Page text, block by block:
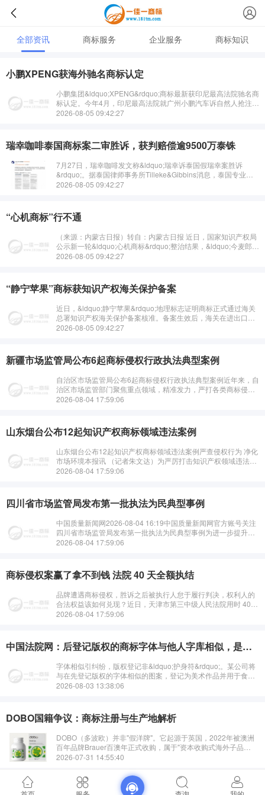
全部资讯 商标服务 企业服务 商标知识
小鹏XPENG获海外驰名商标认定
小鹏集团&ldquo;XPENG&rdquo;商标最新获印尼最高法院驰名商
标认定。今年4月，印尼最高法院就广州小鹏汽车诉自然人抢注
&ldquo;XPENG&rdquo;商标案作出终审判决，撤销相关抢注···
2026-08-05 09:42:27
瑞幸咖啡泰国商标案二审胜诉，获判赔偿逾9500万泰铢
7月27日，瑞幸咖啡发文称&ldquo;瑞幸诉泰国假瑞幸案胜诉
&rdquo;。据泰国律师事务所Tilleke&Gibbins消息，泰国专业案
件上诉法院已于7月8日就瑞幸咖啡商标侵权案作出裁决，···
2026-08-05 09:42:27
“心机商标”行不通
（来源：内蒙古日报）转自：内蒙古日报 近日，国家知识产权局
公示新一轮&ldquo;心机商标&rdquo;整治结果，&ldquo;今麦郎袋
半&rdquo;&ldquo;今麦···
2026-08-05 09:42:27
“静宁苹果”商标获知识产权海关保护备案
近日，&ldquo;静宁苹果&rdquo;地理标志证明商标正式通过海关
总署知识产权海关保护备案核准。备案生效后，海关在进出口环
节发现涉嫌侵犯该商标权的货物，可依职权主动中止放行并通知
2026-08-05 09:42:27
新疆市场监管局公布6起商标侵权行政执法典型案例
自治区市场监管局公布6起商标侵权行政执法典型案例近年来，自
治区市场监管部门聚焦重点领域，精准发力，严打各类商标侵权
行为，维护公平竞争市场环境，切实维护了广大消费者的合法权
2026-08-04 17:59:06
山东烟台公布12起知识产权商标领域违法案例
山东烟台公布12起知识产权商标领域违法案例严查侵权行为 净化
市场环境本报讯 （记者朱文达）为严厉打击知识产权领域违法侵
权行为，近日，山东省烟台市市场监管局持续加大知识产权执法
2026-08-04 17:59:06
四川省市场监管局发布第一批执法为民典型事例
中国质量新闻网2026-08-04 16:19中国质量新闻网官方账号关注
四川省市场监管局发布第一批执法为民典型事例为进一步提升规
范公···
2026-08-04 17:59:06
商标侵权案赢了拿不到钱 法院 40 天全额执结
品牌遭遇商标侵权，胜诉之后被执行人怠于履行判决，权利人的
合法权益该如何兑现？近日，天津市第三中级人民法院用时 40
天高效办结一起商标侵权案件，以 " 快、准、严 " 的执行举措，
2026-08-04 17:59:06
中国法院网：后登记版权的商标字体与他人字库相似，是否构成侵权？
字体相似引纠纷，版权登记非&ldquo;护身符&rdquo;。某公司将
与在先登记版权的字体相似的图案，登记为美术作品并用于食品
包装，日前，湖南省岳阳市岳阳楼区人民法院审结了一起著作权
2026-08-03 13:38:06
DOBO国籍争议：商标注册与生产地解析
DOBO（多波欧）并非"假洋牌"。它起源于英国，2022年被澳洲
百年品牌Brauer百澳年正式收购，属于"资本收购式海外子品
牌"，与注册空壳公司、国内代工的假洋牌存在本质区别。消费者
2026-07-31 14:55:40